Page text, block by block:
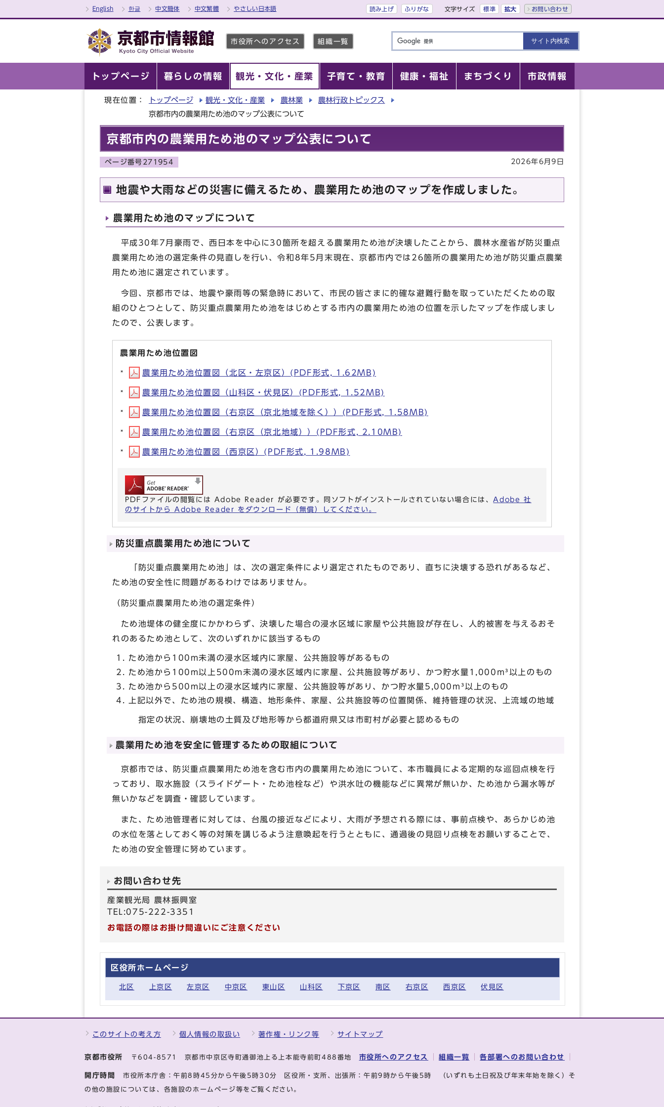
English 한글 中文簡体 中文繁體 やさしい日本語 読み上げ ふりがな 文字サイズ 標準 拡大 お問い合わせ
市役所へのアクセス 組織一覧
トップページ 暮らしの情報 観光・文化・産業 子育て・教育 健康・福祉 まちづくり 市政情報
現在位置： トップページ 観光・文化・産業 農林業
農林行政トピックス
京都市内の農業用ため池のマップ公表について
京都市内の農業用ため池のマップ公表について
ページ番号271954 2026年6月9日
地震や大雨などの災害に備えるため、農業用ため池のマップを作成しました。
農業用ため池のマップについて
平成30年7月豪雨で、西日本を中心に30箇所を超える農業用ため池が決壊したことから、農林水産省が防災重点
農業用ため池の選定条件の見直しを行い、令和8年5月末現在、京都市内では26箇所の農業用ため池が防災重点農業
用ため池に選定されています。
今回、京都市では、地震や豪雨等の緊急時において、市民の皆さまに的確な避難行動を取っていただくための取
組のひとつとして、防災重点農業用ため池をはじめとする市内の農業用ため池の位置を示したマップを作成しまし
たので、公表します。
農業用ため池位置図
農業用ため池位置図（北区・左京区）(PDF形式, 1.62MB)
農業用ため池位置図（山科区・伏見区）(PDF形式, 1.52MB)
農業用ため池位置図（右京区（京北地域を除く））(PDF形式, 1.58MB)
農業用ため池位置図（右京区（京北地域））(PDF形式, 2.10MB)
農業用ため池位置図（西京区）(PDF形式, 1.98MB)
PDFファイルの閲覧には Adobe Reader が必要です。同ソフトがインストールされていない場合には、Adobe 社
のサイトから Adobe Reader をダウンロード（無償）してください。
防災重点農業用ため池について
「防災重点農業用ため池」は、次の選定条件により選定されたものであり、直ちに決壊する恐れがあるなど、
ため池の安全性に問題があるわけではありません。
（防災重点農業用ため池の選定条件）
ため池堤体の健全度にかかわらず、決壊した場合の浸水区域に家屋や公共施設が存在し、人的被害を与えるおそ
れのあるため池として、次のいずれかに該当するもの
ため池から100m未満の浸水区域内に家屋、公共施設等があるもの
ため池から100m以上500m未満の浸水区域内に家屋、公共施設等があり、かつ貯水量1,000m³以上のもの
ため池から500m以上の浸水区域内に家屋、公共施設等があり、かつ貯水量5,000m³以上のもの
上記以外で、ため池の規模、構造、地形条件、家屋、公共施設等の位置関係、維持管理の状況、上流域の地域
指定の状況、崩壊地の土質及び地形等から都道府県又は市町村が必要と認めるもの
農業用ため池を安全に管理するための取組について
京都市では、防災重点農業用ため池を含む市内の農業用ため池について、本市職員による定期的な巡回点検を行
っており、取水施設（スライドゲート・ため池栓など）や洪水吐の機能などに異常が無いか、ため池から漏水等が
無いかなどを調査・確認しています。
また、ため池管理者に対しては、台風の接近などにより、大雨が予想される際には、事前点検や、あらかじめ池
の水位を落としておく等の対策を講じるよう注意喚起を行うとともに、通過後の見回り点検をお願いすることで、
ため池の安全管理に努めています。
お問い合わせ先
産業観光局 農林振興室
TEL:075-222-3351
お電話の際はお掛け間違いにご注意ください
区役所ホームページ
北区 上京区 左京区 中京区 東山区 山科区 下京区 南区 右京区 西京区 伏見区
このサイトの考え方 個人情報の取扱い 著作権・リンク等 サイトマップ
京都市役所 〒604-8571 京都市中京区寺町通御池上る上本能寺前町488番地 市役所へのアクセス 組織一覧 各部署へのお問い合わせ
開庁時間 市役所本庁舎：午前8時45分から午後5時30分 区役所・支所、出張所：午前9時から午後5時 （いずれも土日祝及び年末年始を除く）そ
の他の施設については、各施設のホームページ等をご覧ください。